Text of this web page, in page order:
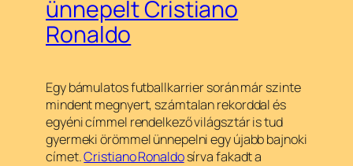
ünnepelt Cristiano
Ronaldo
Egy bámulatos futballkarrier során már szinte
mindent megnyert, számtalan rekorddal és
egyéni címmel rendelkező világsztár is tud
gyermeki örömmel ünnepelni egy újabb bajnoki
címet.Cristiano Ronaldosírva fakadt a